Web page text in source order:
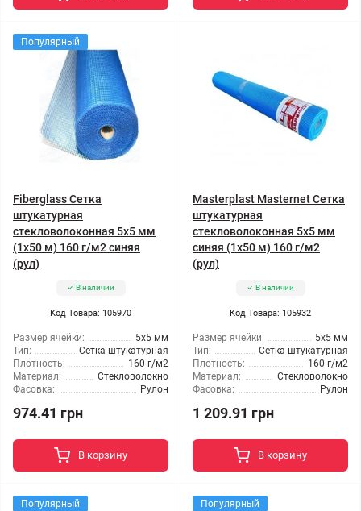
Популярный
Fiberglass Сетка
штукатурная
стекловолоконная 5x5 мм
(1x50 м) 160 г/м2 синяя
(рул)
В наличии
Код Товара: 105970
Размер ячейки:
5x5 мм
Тип:
Сетка штукатурная
Плотность:
160 г/м2
Материал:
Стекловолокно
Фасовка:
Рулон
974.41 грн
В корзину
Masterplast Masternet Сетка
штукатурная
стекловолоконная 5x5 мм
синяя (1x50 м) 160 г/м2
(рул)
В наличии
Код Товара: 105932
Размер ячейки:
5x5 мм
Тип:
Сетка штукатурная
Плотность:
160 г/м2
Материал:
Стекловолокно
Фасовка:
Рулон
1 209.91 грн
В корзину
Популярный Популярный